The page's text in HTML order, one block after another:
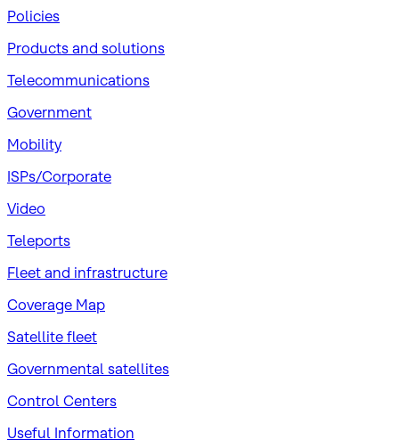
Policies
Products and solutions
Telecommunications
Government
Mobility
ISPs/Corporate
Video
Teleports
Fleet and infrastructure
Coverage Map
Satellite fleet
Governmental satellites
Control Centers
Useful Information